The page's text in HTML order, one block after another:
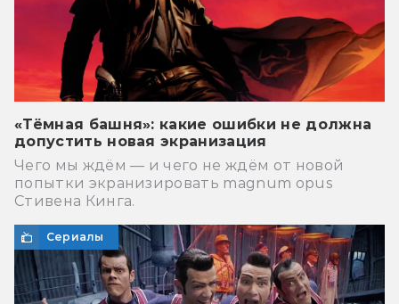
«Тёмная башня»: какие ошибки не должна
допустить новая экранизация
Чего мы ждём — и чего не ждём от новой
попытки экранизировать magnum opus
Стивена Кинга.
Сериалы